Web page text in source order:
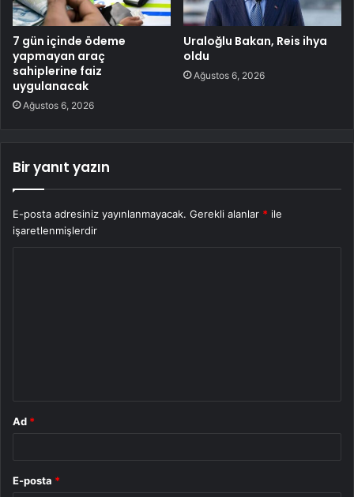
7 gün içinde ödeme
yapmayan araç
sahiplerine faiz
uygulanacak
Ağustos 6, 2026
Uraloğlu Bakan, Reis ihya
oldu
Ağustos 6, 2026
Bir yanıt yazın
E-posta adresiniz yayınlanmayacak. Gerekli alanlar * ile
işaretlenmişlerdir
Ad *
E-posta *